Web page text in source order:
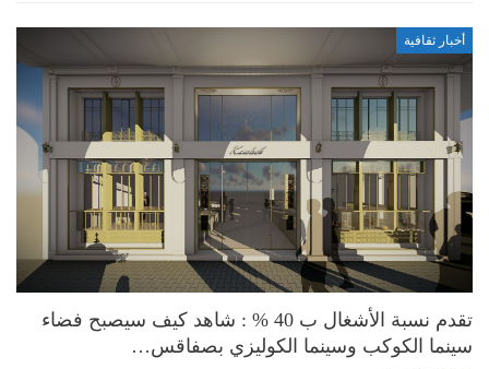
أخبار ثقافية
تقدم نسبة الأشغال ب 40 % : شاهد كيف سيصبح فضاء
سينما الكوكب وسينما الكوليزي بصفاقس…